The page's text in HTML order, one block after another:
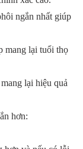
ngắn nhất giúp
mang lại tuổi thọ
lại hiệu quả
hơn: